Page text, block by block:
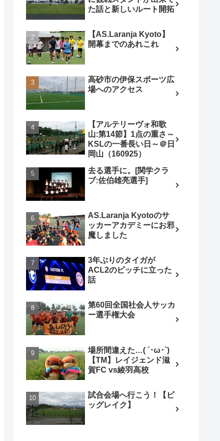
た話と新しいルート開拓
【AS.Laranja Kyoto】
開幕までのあれこれ
高砂市の伊保スポーツ広
場へのアクセス
【アルテリーヴォ和歌
山:第14節】1点の重さ～
KSLの一番長い日～＠日
岡山（160925）
去る選手に。[関学クラ
ブ:佐伯雄亮選手]
AS.Laranja Kyotoのサ
ッカーアカデミーにお邪
魔しました
3年ぶりのタイガが
ACL2のピッチに立った
話
第60回全国社会人サッカ
ー選手権大会
場所間違えた…( ´･ω･`)
【TM】レイジェンド滋
賀FC vs綾羽高校
試合会場へ行こう！【ビ
ッグレイク】